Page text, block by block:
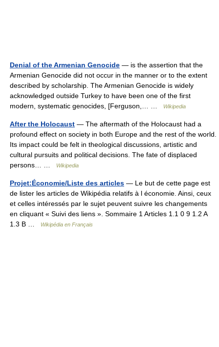
Denial of the Armenian Genocide — is the assertion that the
Armenian Genocide did not occur in the manner or to the extent
described by scholarship. The Armenian Genocide is widely
acknowledged outside Turkey to have been one of the first
modern, systematic genocides, [Ferguson,… …
Wikipedia
After the Holocaust — The aftermath of the Holocaust had a
profound effect on society in both Europe and the rest of the world.
Its impact could be felt in theological discussions, artistic and
cultural pursuits and political decisions. The fate of displaced
persons… …
Wikipedia
Projet:Économie/Liste des articles — Le but de cette page est
de lister les articles de Wikipédia relatifs à l économie. Ainsi, ceux
et celles intéressés par le sujet peuvent suivre les changements
en cliquant « Suivi des liens ». Sommaire 1 Articles 1.1 0 9 1.2 A
1.3 B …
Wikipédia en Français